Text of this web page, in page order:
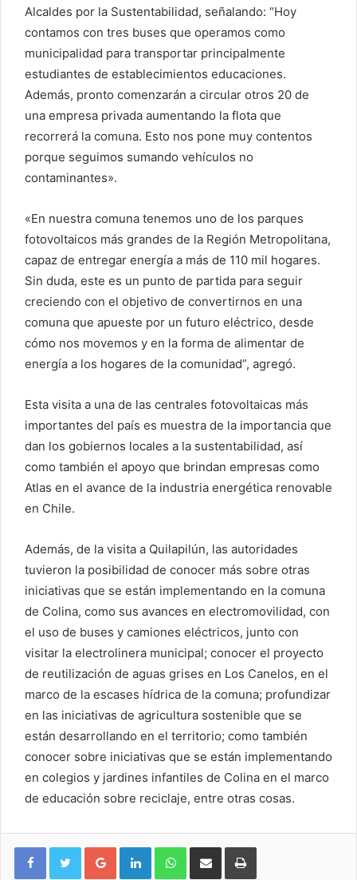
Alcaldes por la Sustentabilidad, señalando: “Hoy
contamos con tres buses que operamos como
municipalidad para transportar principalmente
estudiantes de establecimientos educaciones.
Además, pronto comenzarán a circular otros 20 de
una empresa privada aumentando la flota que
recorrerá la comuna. Esto nos pone muy contentos
porque seguimos sumando vehículos no
contaminantes».
«En nuestra comuna tenemos uno de los parques
fotovoltaicos más grandes de la Región Metropolitana,
capaz de entregar energía a más de 110 mil hogares.
Sin duda, este es un punto de partida para seguir
creciendo con el objetivo de convertirnos en una
comuna que apueste por un futuro eléctrico, desde
cómo nos movemos y en la forma de alimentar de
energía a los hogares de la comunidad”, agregó.
Esta visita a una de las centrales fotovoltaicas más
importantes del país es muestra de la importancia que
dan los gobiernos locales a la sustentabilidad, así
como también el apoyo que brindan empresas como
Atlas en el avance de la industria energética renovable
en Chile.
Además, de la visita a Quilapilún, las autoridades
tuvieron la posibilidad de conocer más sobre otras
iniciativas que se están implementando en la comuna
de Colina, como sus avances en electromovilidad, con
el uso de buses y camiones eléctricos, junto con
visitar la electrolinera municipal; conocer el proyecto
de reutilización de aguas grises en Los Canelos, en el
marco de la escases hídrica de la comuna; profundizar
en las iniciativas de agricultura sostenible que se
están desarrollando en el territorio; como también
conocer sobre iniciativas que se están implementando
en colegios y jardines infantiles de Colina en el marco
de educación sobre reciclaje, entre otras cosas.
Google+ LinkedIn WhatsApp